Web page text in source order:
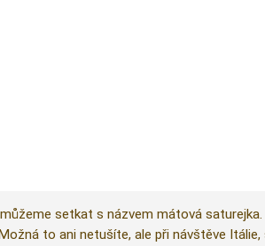
setkat s názvem mátová
to ani netušíte, ale při návštěve